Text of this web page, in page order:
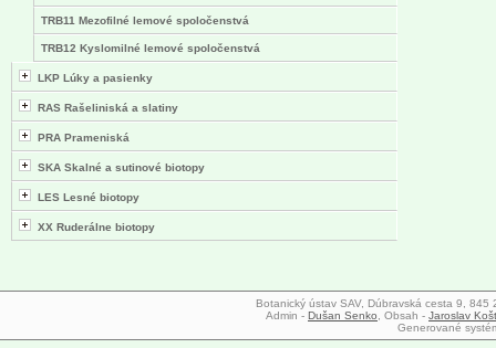
TRB11 Mezofilné lemové spoločenstvá
TRB12 Kyslomilné lemové spoločenstvá
LKP Lúky a pasienky
RAS Rašeliniská a slatiny
PRA Prameniská
SKA Skalné a sutinové biotopy
LES Lesné biotopy
XX Ruderálne biotopy
Botanický ústav SAV, Dúbravská cesta 9,
Admin - Dušan Senko , Obsah - Jaroslav
Generované